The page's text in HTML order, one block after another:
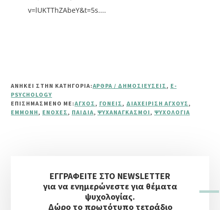
v=lUKTThZAbeY&t=5s....
ΑΝΗΚΕΙ ΣΤΗΝ ΚΑΤΗΓΟΡΙΑ:ΆΡΘΡΑ / ΔΗΜΟΣΙΕΎΣΕΙΣ, E-
PSYCHOLOGY
ΕΠΙΣΗΜΑΣΜΈΝΟ ΜΕ:ΆΓΧΟΣ, ΓΟΝΕΊΣ, ΔΙΑΧΕΊΡΙΣΗ ΆΓΧΟΥΣ,
ΕΜΜΟΝΉ, ΕΝΟΧΈΣ, ΠΑΙΔΙΆ, ΨΥΧΑΝΑΓΚΑΣΜΟΊ, ΨΥΧΟΛΟΓΊΑ
ΠλευρικήΕΓΓΡΑΦΕΙΤΕ ΣΤΟ NEWSLETTER
για να ενημερώνεστε για θέματα
ψυχολογίας.
Δώρο το πρωτότυπο τετράδιο